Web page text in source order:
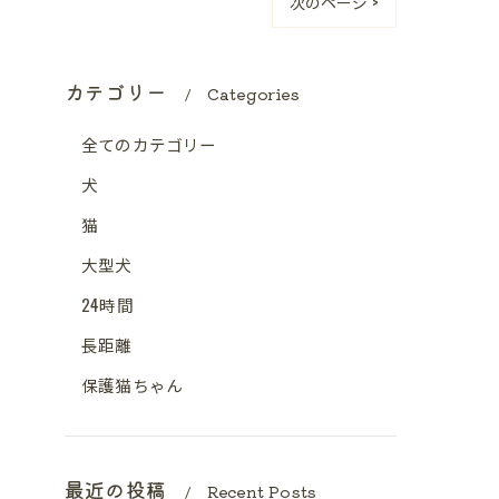
カテゴリー Categories
全てのカテゴリー
犬
猫
大型犬
24時間
長距離
保護猫ちゃん
最近の投稿 Recent Posts